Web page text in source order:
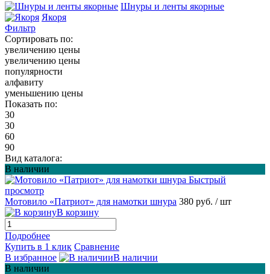
Шнуры и ленты якорные
Якоря
Фильтр
Сортировать по:
увеличению цены
увеличению цены
популярности
алфавиту
уменьшению цены
Показать по:
30
30
60
90
Вид каталога:
В наличии
Быстрый
просмотр
Мотовило «Патриот» для намотки шнура 380 руб. / шт
В корзину
Подробнее
Купить в 1 клик Сравнение
В избранное
В наличии
В наличии